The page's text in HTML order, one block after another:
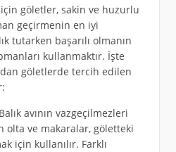
için göletler, sakin ve huzurlu
geçirmenin en iyi
tutarken başarılı olmanın
kullanmaktır. İşte
göletlerde tercih edilen
avının vazgeçilmezleri
olta ve makaralar, göletteki
için kullanılır. Farklı